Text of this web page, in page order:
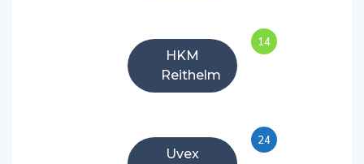
HKM
Reithelm
14
Uvex
24